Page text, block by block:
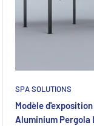
SPA SOLUTIONS
Modèle
Aluminium Pergola